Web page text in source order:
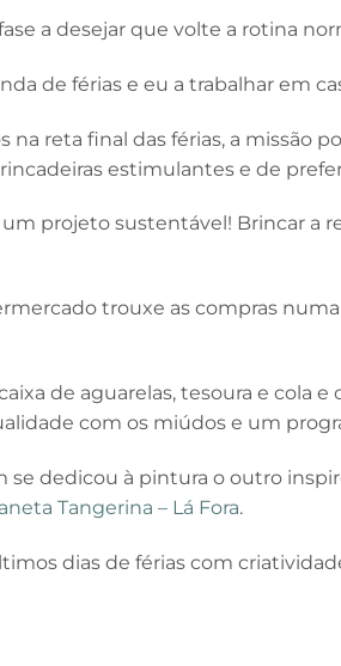
a desejar que volte a rotina
de férias e eu a trabalhar em
na reta final das férias, a missão
estimulantes e de
projeto sustentável! Brincar a
trouxe as compras
de aguarelas, tesoura e cola
com os miúdos e um
se dedicou à pintura o outro
Tangerina – Lá Fora.
dias de férias com